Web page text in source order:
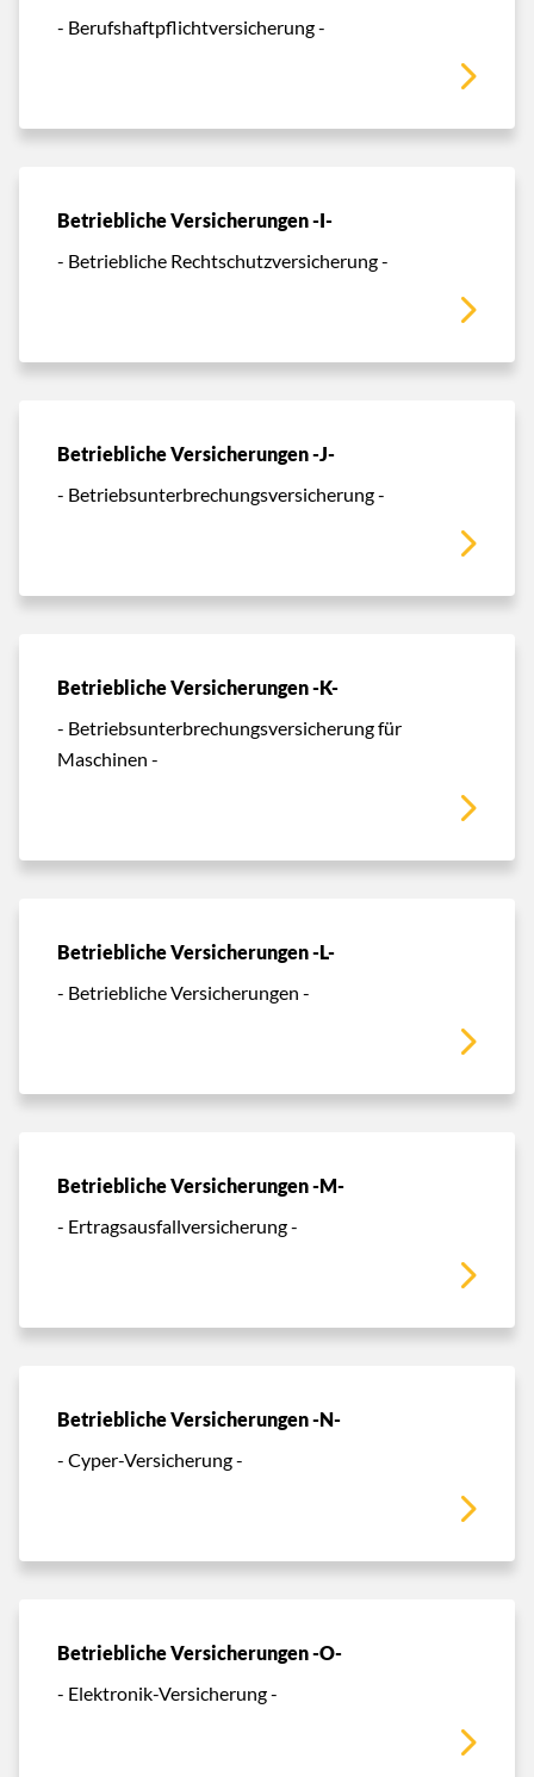
- Berufshaftpflichtversicherung -
Betriebliche Versicherungen -I-
- Betriebliche Rechtschutzversicherung -
Betriebliche Versicherungen -J-
- Betriebsunterbrechungsversicherung -
Betriebliche Versicherungen -K-
- Betriebsunterbrechungsversicherung für
Maschinen -
Betriebliche Versicherungen -L-
- Betriebliche Versicherungen -
Betriebliche Versicherungen -M-
- Ertragsausfallversicherung -
Betriebliche Versicherungen -N-
- Cyper-Versicherung -
Betriebliche Versicherungen -O-
- Elektronik-Versicherung -